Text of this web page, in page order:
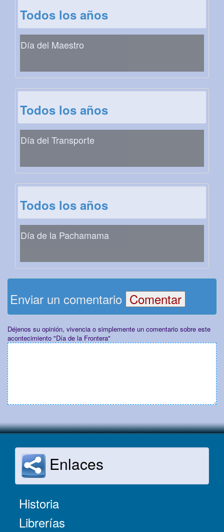
Todos los años
Día del Maestro
Todos los años
Día del Transporte
Todos los años
Día de la Pachamama
Enviar un comentario
Déjenos su opinión, vivencia o simplemente un comentario sobre este
acontecimiento "Día de la Frontera"
Enlaces
Historia
Librerías